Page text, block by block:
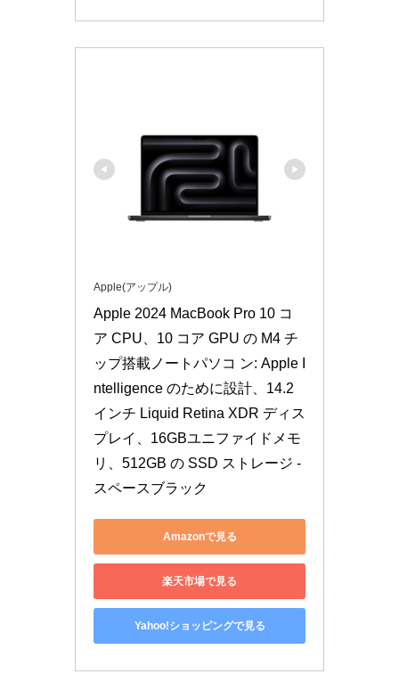
Apple(アップル)
Apple 2024 MacBook Pro 10 コ
ア CPU、10 コア GPU の M4 チ
ップ搭載ノートパソコ ン: Apple I
ntelligence のために設計、14.2
インチ Liquid Retina XDR ディス
プレイ、16GBユニファイドメモ
リ、512GB の SSD ストレージ -
スペースブラック
Amazonで見る
楽天市場で見る
Yahoo!ショッピングで見る